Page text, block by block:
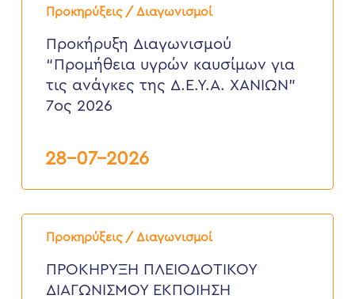
Προκηρύξεις / Διαγωνισμοί
Διαγωνισμού
υγρών
καυσίμων
ανάγκες
2026
Προκήρυξη Διαγωνισμού
“Προμήθεια υγρών καυσίμων για
τις ανάγκες της Δ.Ε.Υ.Α. ΧΑΝΙΩΝ”
7ος 2026
28-07-2026
Προκηρύξεις / Διαγωνισμοί
ΠΡΟΚΗΡΥΞΗ
ΠΛΕΙΟΔΟΤΙΚΟΥ
ΕΚΠΟΙΗΣΗ
ΑΧΡΗΣΤΩΝ
ΥΛΙΚΩΝ
ΠΡΟΚΗΡΥΞΗ ΠΛΕΙΟΔΟΤΙΚΟΥ
ΔΙΑΓΩΝΙΣΜΟΥ ΕΚΠΟΙΗΣΗ